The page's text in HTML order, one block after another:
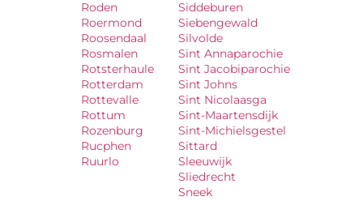
Roden
Roermond
Roosendaal
Rosmalen
Rotsterhaule
Rotterdam
Rottevalle
Rottum
Rozenburg
Rucphen
Ruurlo
Siddeburen
Siebengewald
Silvolde
Sint Annaparochie
Sint Jacobiparochie
Sint Johns
Sint Nicolaasga
Sint-Maartensdijk
Sint-Michielsgestel
Sittard
Sleeuwijk
Sliedrecht
Sneek